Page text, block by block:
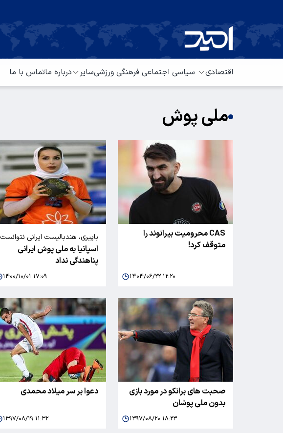
اقتصادی سیاسی اجتماعی فرهنگی ورزشیسایر درباره ماتماس با ما
ملی پوش
CAS محرومیت بیرانوند را
متوقف کرد!
۱۴۰۴/۰۶/۲۲ ۱۲:۲۰
باپیری، هندبالیست ایرانی نتوانست
از اسپانیا پناهندگی بگیرد
اسپانیا به ملی پوش ایرانی
پناهندگی نداد
۱۴۰۰/۱۰/۰۱ ۱۷:۰۹
صحبت های برانکو در مورد بازی
بدون ملی پوشان
۱۳۹۷/۰۸/۲۰ ۱۸:۲۳
دعوا بر سر میلاد محمدی
۱۳۹۷/۰۸/۱۹ ۱۱:۳۲